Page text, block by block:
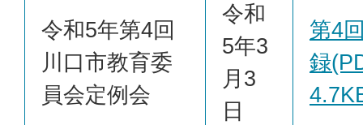
令和5年第4回
川口市教育委
員会定例会
令和
5年3
月3
日
第4
録